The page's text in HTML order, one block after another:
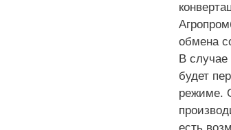
обмена
В случае
будет
режиме.